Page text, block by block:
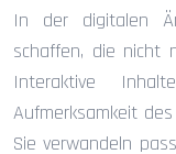
In der digitalen
schaffen, die nicht
Interaktive
Aufmerksamkeit
Sie verwandeln